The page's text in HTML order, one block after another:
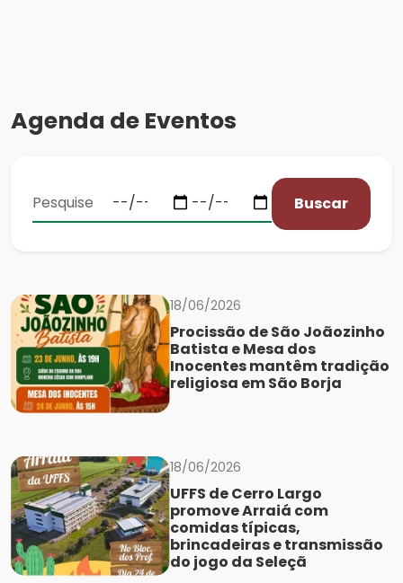
Agenda de Eventos
Buscar
18/06/2026
Procissão de São Joãozinho
Batista e Mesa dos
Inocentes mantêm tradição
religiosa em São Borja
18/06/2026
UFFS de Cerro Largo
promove Arraiá com
comidas típicas,
brincadeiras e transmissão
do jogo da Seleçã